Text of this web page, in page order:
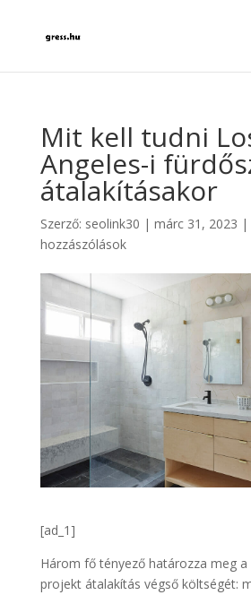
Mit kell tudni
Angeles-i
átalakításakor
Szerző: seolink30 | márc 31, 2023 |
hozzászólások
[ad_1]
Három fő tényező határozza meg a
projekt átalakítás végső költségét: